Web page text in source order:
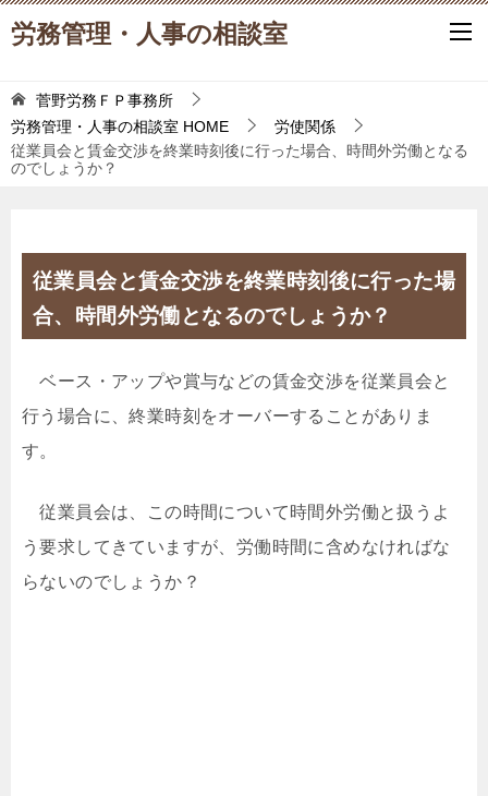
労務管理・人事の相談室
菅野労務ＦＰ事務所
労務管理・人事の相談室 HOME
労使関係
従業員会と賃金交渉を終業時刻後に行った場合、時間外労働となる
のでしょうか？
従業員会と賃金交渉を終業時刻後に行った場
合、時間外労働となるのでしょうか？
ベース・アップや賞与などの賃金交渉を従業員会と
行う場合に、終業時刻をオーバーすることがありま
す。
従業員会は、この時間について時間外労働と扱うよ
う要求してきていますが、労働時間に含めなければな
らないのでしょうか？